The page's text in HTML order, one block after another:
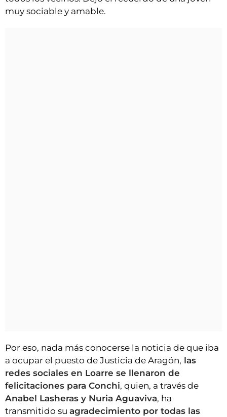
muy sociable y amable.
Por eso, nada más conocerse la noticia de que iba
a ocupar el puesto de Justicia de Aragón, las
redes sociales en Loarre se llenaron de
felicitaciones para Conchi, quien, a través de
Anabel Lasheras y Nuria Aguaviva, ha
transmitido su agradecimiento por todas las